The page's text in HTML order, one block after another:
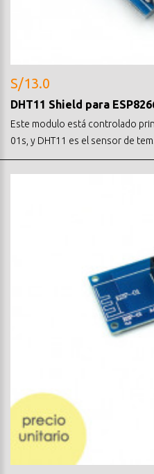
S/13.0
DHT11 Shield para
Este modulo está controlado
01s, y DHT11 es el sensor de